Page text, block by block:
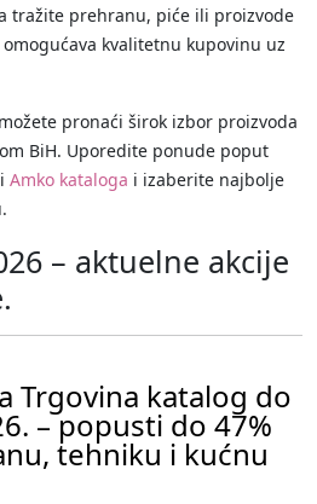
tražite prehranu, piće ili proizvode
kvalitetnu kupovinu uz
pronaći širok izbor proizvoda
BiH. Uporedite ponude poput
i Amko kataloga i izaberite najbolje
– aktuelne akcije
Trgovina katalog do
– popusti do 47%
tehniku i kućnu